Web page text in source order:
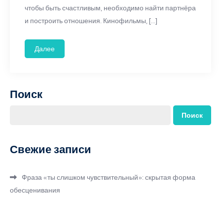
чтобы быть счастливым, необходимо найти партнёра
и построить отношения. Кинофильмы, […]
Далее
Поиск
Поиск
Свежие записи
Фраза «ты слишком чувствительный»: скрытая форма
обесценивания